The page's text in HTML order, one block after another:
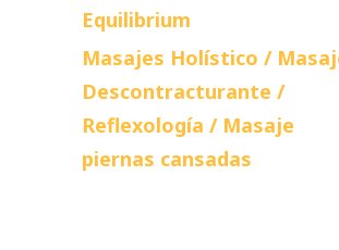
Equilibrium
Masajes Holístico /
Descontracturante /
Reflexología / Masaje
piernas cansadas